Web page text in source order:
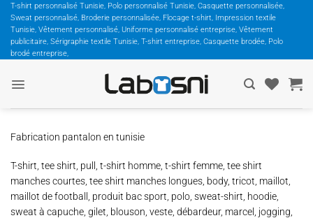
Passer
contenu
T-shirt personnalisé Tunisie, Polo personnalisé Tunisie, Casquette personnalisée,
Sweat personnalisé, Broderie personnalisée, Flocage t-shirt, Impression textile
Tunisie, Vêtement personnalisé, Uniforme personnalisé entreprise, Vêtement
publicitaire, Sérigraphie textile Tunisie, T-shirt entreprise, Casquette brodée, Polo
brodé entreprise,
Fabrication pantalon en tunisie
T-shirt, tee shirt, pull, t-shirt homme, t-shirt femme, tee shirt
manches courtes, tee shirt manches longues, body, tricot, maillot,
maillot de football, produit bac sport, polo, sweat-shirt, hoodie,
sweat à capuche, gilet, blouson, veste, débardeur, marcel, jogging,